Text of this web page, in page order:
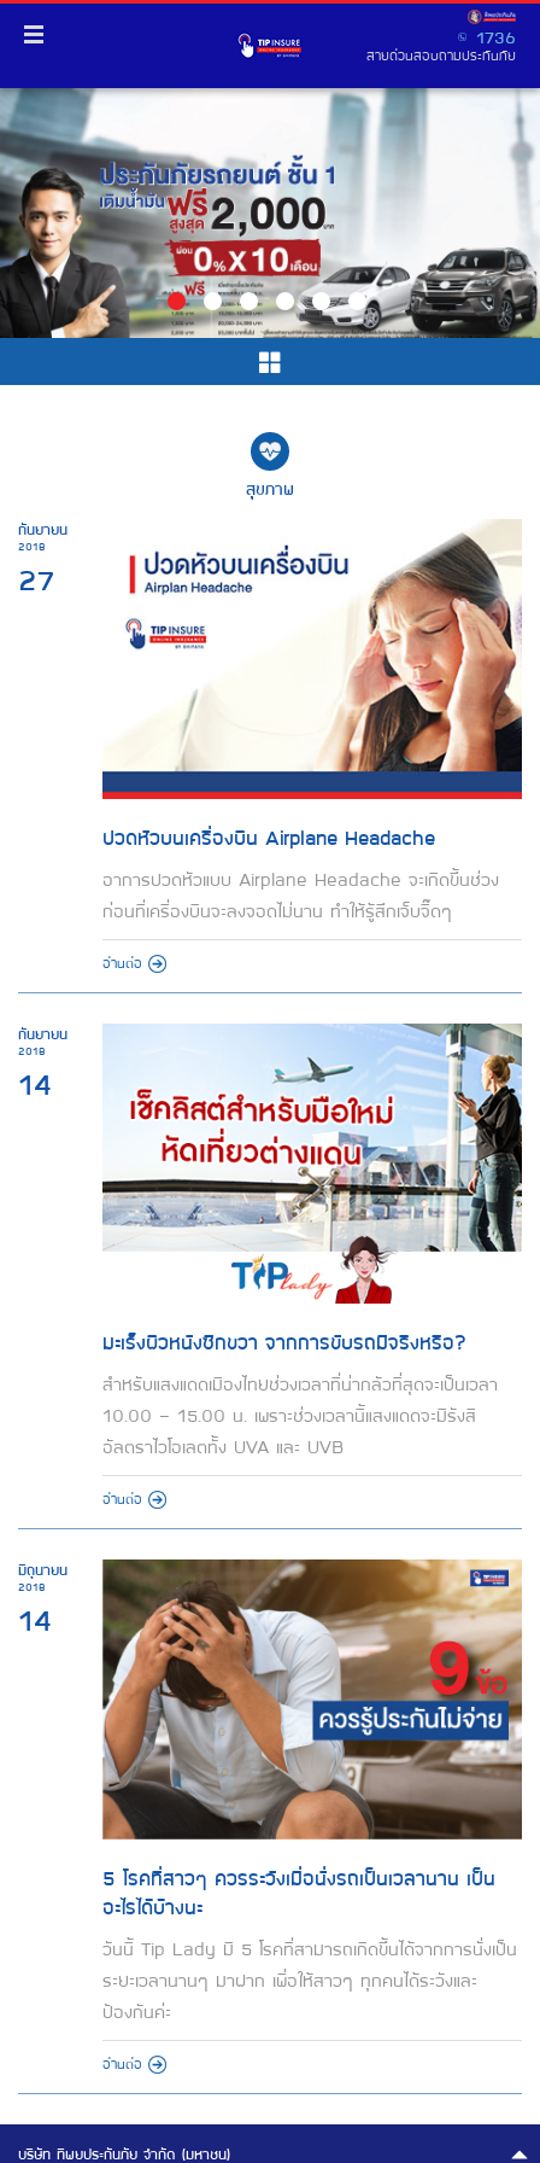
1736
สายด่วนสอบถามประกันภัย
สุขภาพ
กันยายน
2018
27
ปวดหัวบนเครื่องบิน Airplane Headache
อาการปวดหัวแบบ Airplane Headache จะเกิดขึ้นช่วง
ก่อนที่เครื่องบินจะลงจอดไม่นาน ทำให้รู้สึกเจ็บจี๊ดๆ
อ่านต่อ
กันยายน
2018
14
มะเร็งผิวหนังซีกขวา จากการขับรถมีจริงหรือ?
สำหรับแสงแดดเมืองไทยช่วงเวลาที่น่ากลัวที่สุดจะเป็นเวลา
10.00 - 15.00 น. เพราะช่วงเวลานี้แสงแดดจะมีรังสี
อัลตราไวโอเลตทั้ง UVA และ UVB
อ่านต่อ
มิถุนายน
2018
14
5 โรคที่สาวๆ ควรระวังเมื่อนั่งรถเป็นเวลานาน เป็น
อะไรได้บ้างนะ
วันนี้ Tip Lady มี 5 โรคที่สามารถเกิดขึ้นได้จากการนั่งเป็น
ระยะเวลานานๆ มาฝาก เพื่อให้สาวๆ ทุกคนได้ระวังและ
ป้องกันค่ะ
อ่านต่อ
บริษัท ทิพยประกันภัย จำกัด (มหาชน)